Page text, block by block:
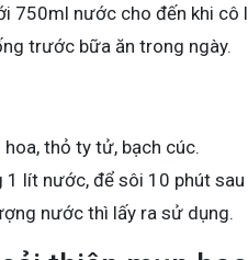
750ml nước cho đến khi cô
trước bữa ăn trong ngày.
thỏ ty tử, bạch cúc.
1 lít nước, để sôi 10 phút
nước thì lấy ra sử dụng.